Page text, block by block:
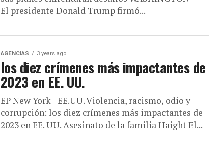
El presidente Donald Trump firmó...
AGENCIAS 3 years ago
los diez crímenes más impactantes de
2023 en EE. UU.
EP New York | EE.UU. Violencia, racismo, odio y
corrupción: los diez crímenes más impactantes de
2023 en EE. UU. Asesinato de la familia Haight El...